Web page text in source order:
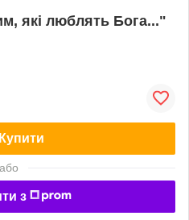
які люблять Бога..."
Купити
або
з